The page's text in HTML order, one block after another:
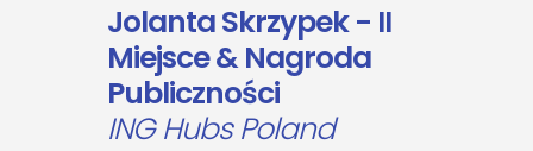
Jolanta Skrzypek- II
Miejsce & Nagroda
Publiczności
ING Hubs Poland